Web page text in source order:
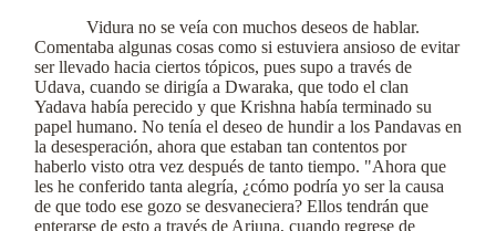
Vidura no se veía con muchos deseos de hablar.
Comentaba algunas cosas como si estuviera ansioso de evitar
ser llevado hacia ciertos tópicos, pues supo a través de
Udava, cuando se dirigía a Dwaraka, que todo el clan
Yadava había perecido y que Krishna había terminado su
papel humano. No tenía el deseo de hundir a los Pandavas en
la desesperación, ahora que estaban tan contentos por
haberlo visto otra vez después de tanto tiempo. "Ahora que
les he conferido tanta alegría, ¿cómo podría yo ser la causa
de que todo ese gozo se desvaneciera? Ellos tendrán que
enterarse de esto a través de Arjuna, cuando regrese de